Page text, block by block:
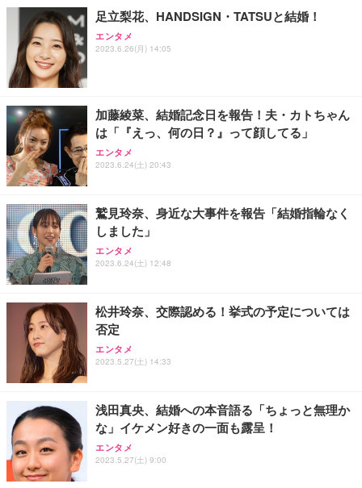
務用 おしゃれ パソコンチェア (ブラック)
Sezlife オフィスチェア デスクチェア 疲れない テレ
ワーク チェア 強化バックレスト 30度ロッキング機
務用 おしゃれ パソコンチェア (ホワイト)
ANDWINT オフィスチェア デスクチェア 肘なし メ
ッシュ 通気性 ランバーサポート付き 腰サポート ガ
ス圧無段階昇降 360度回転 キャスター付き コンパク
【整備済み品】Dell E2724HS 27インチ 液晶モニタ
ー フルHD（1920×1080）VA 非光沢 HDMI/DisplayP
【MiniLED/24.5inch/280Hz/FHD】GRAPHT THE S
HOOTER Gaming Monitor 24” Essential ゲーミン
グモニター QD 24.5インチ 1ms FHD 量子ドット 残
Smart Basic(スマートベーシック) 【Amazon.co.jp
限定】 Smart Basic アイリスオーヤマ ペットシーツ
アイリスオーヤマ ペットシーツ 超厚型 お徳用 レギ
ュラー 200枚入【Amazon.co.jp限定】
足立梨花、HANDSIGN・TATSUと結婚！
エンタメ
2023.6.26(月) 14:05
加藤綾菜、結婚記念日を報告！夫・カトちゃん
は「『えっ、何の日？』って顔してる」
エンタメ
2023.6.24(土) 20:43
鷲見玲奈、身近な大事件を報告「結婚指輪なく
しました」
エンタメ
2023.6.24(土) 12:48
松井玲奈、交際認める！挙式の予定については
否定
エンタメ
2023.5.27(土) 14:33
浅田真央、結婚への本音語る「ちょっと無理か
な」イケメン好きの一面も露呈！
エンタメ
2023.5.27(土) 9:00